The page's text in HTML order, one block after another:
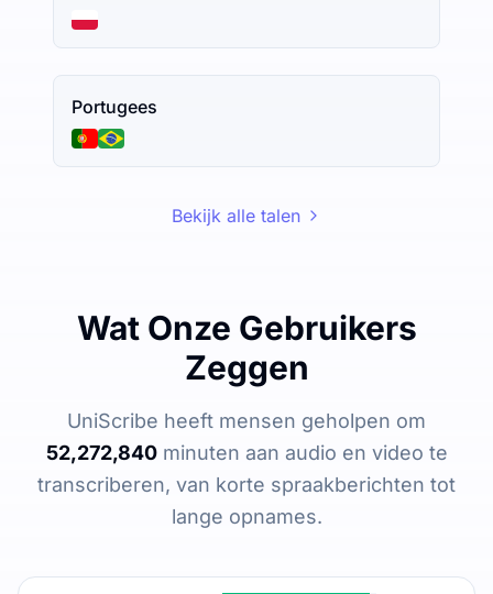
Portugees
Bekijk alle talen
Wat Onze Gebruikers
Zeggen
UniScribe heeft mensen geholpen om
52,272,840minuten aan audio en video te
transcriberen, van korte spraakberichten tot
lange opnames.